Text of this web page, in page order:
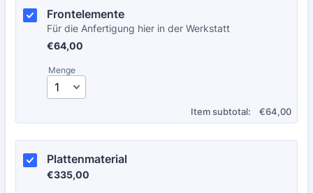
Frontelemente
Für die Anfertigung hier in der Werkstatt
€64,00
€64,00
Menge
Item subtotal: €0.00
€64,00
Plattenmaterial
€335,00
€335,00